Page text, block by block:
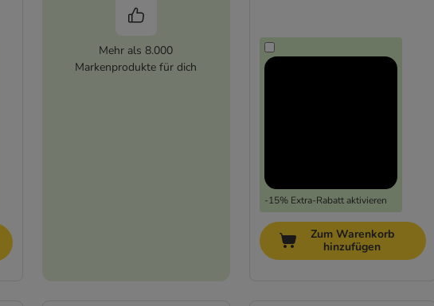
Mehr als 8.000
Markenprodukte für dich
-15% Extra-Rabatt aktivieren
Zum Warenkorb
hinzufügen